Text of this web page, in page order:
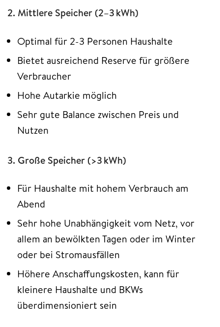
2. Mittlere Speicher (2–3 kWh)
Optimal für 2-3 Personen Haushalte
Bietet ausreichend Reserve für größere
Verbraucher
Hohe Autarkie möglich
Sehr gute Balance zwischen Preis und
Nutzen
3. Große Speicher (>3 kWh)
Für Haushalte mit hohem Verbrauch am
Abend
Sehr hohe Unabhängigkeit vom Netz, vor
allem an bewölkten Tagen oder im Winter
oder bei Stromausfällen
Höhere Anschaffungskosten, kann für
kleinere Haushalte und BKWs
überdimensioniert sein